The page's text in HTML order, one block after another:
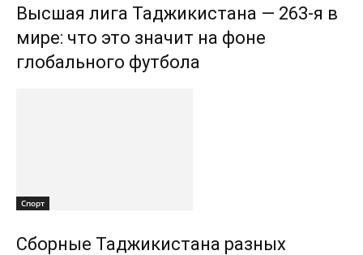
Высшая лига Таджикистана — 263-я в
мире: что это значит на фоне
глобального футбола
Спорт
Сборные Таджикистана разных